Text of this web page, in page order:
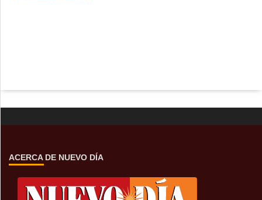
ACERCA DE NUEVO DÍA